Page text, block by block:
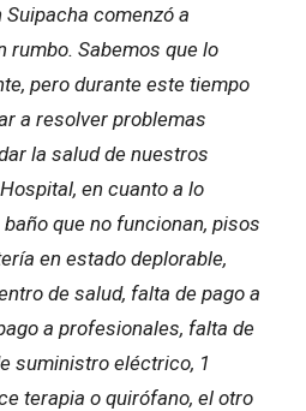
comenzó a
rumbo. Sabemos que lo
pero durante este tiempo
a resolver problemas
la salud de nuestros
en cuanto a lo
que no funcionan, pisos
en estado deplorable,
de salud, falta de pago a
a profesionales, falta de
suministro eléctrico, 1
terapia o quirófano, el otro